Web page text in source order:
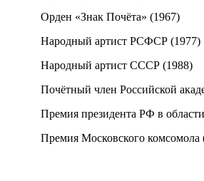
Орден «Знак Почёта» (1967)
Народный артист РСФСР (1977)
Народный артист СССР (1988)
Почётный член Российской
Премия президента РФ в
Премия Московского комсомола